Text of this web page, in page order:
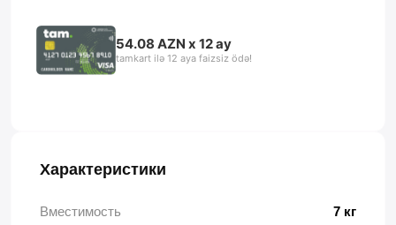
54.08 AZN x 12 ay
tamkart ilə 12 aya faizsiz ödə!
Характеристики
Вместимость 7 кг